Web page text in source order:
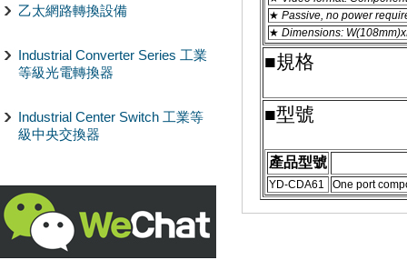
乙太網路轉換設備
Industrial Converter Series 工業
等級光電轉換器
Industrial Center Switch 工業等
級中央交換器
★ Passive, no power
★ Dimensions:
■規格
■型號
產品型號
YD-CDA61 One port